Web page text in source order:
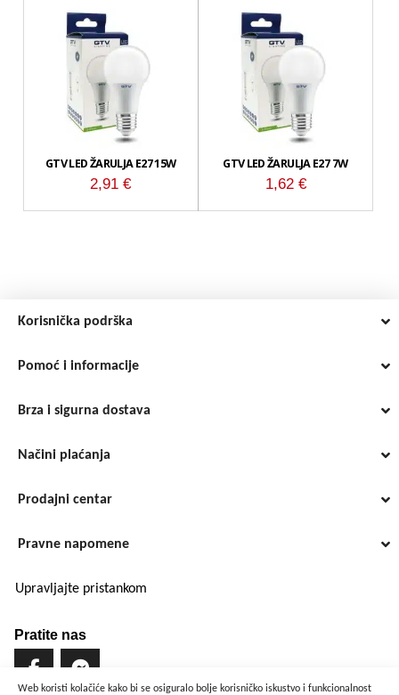
Web koristi kolačiće kako bi se osiguralo bolje korisničko iskustvo i funkcionalnost
GTV LED ŽARULJA E27 15W
2,91€
GTV LED ŽARULJA E27 7W
1,62 €
Korisnička podrška
Pomoć i informacije
Brza i sigurna dostava
Načini plaćanja
Prodajni centar
Pravne napomene
Upravljajte pristankom
Pratite nas